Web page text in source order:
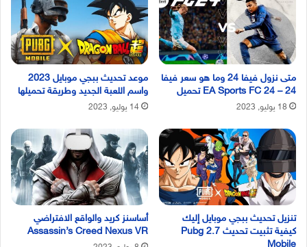
متى نزول فيفا 24 وما هو سعر فيفا
24 – EA Sports FC 24 تحميل
18 يوليو, 2023
موعد تحديث ببجي موبايل 2023
واسم اللعبة الجديد وطريقة تحميلها
14 يوليو, 2023
تنزيل تحديث ببجي موبايل إليك
كيفية تثبيت تحديث 2.7 Pubg
أساسنز كريد والواقع الافتراضي
Assassin’s Creed Nexus VR